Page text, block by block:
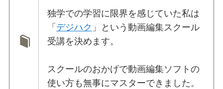
独学での学習に限界を感じていた私は
「 デジハク 」という動画編集スクール
受講を決めます。
スクールのおかげで動画編集ソフトの
使い方も無事にマスターできました。